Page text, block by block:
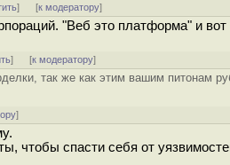
] [к модератору]
"Веб это платформа" и вот
] [к модератору]
так же как этим вашим питонам
]
чтобы спасти себя от